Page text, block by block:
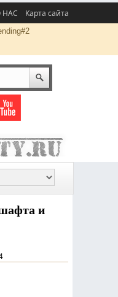
НАС Карта сайта
и